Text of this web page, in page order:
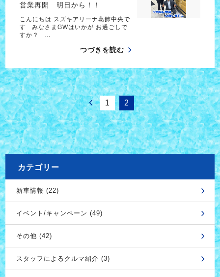
営業再開 明日から！！
こんにちは スズキアリーナ葛飾中央で
す みなさまGWはいかが お過ごしで
すか？ …
つづきを読む
1 2
カテゴリー
新車情報 (22)
イベント/キャンペーン (49)
その他 (42)
スタッフによるクルマ紹介 (3)